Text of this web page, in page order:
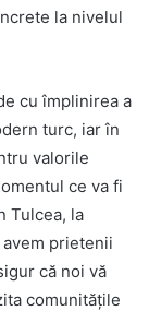
la nivelul
cu împlinirea a
turc, iar în
valorile
ce va fi
Tulcea, la
prietenii
că noi vă
comunitățile